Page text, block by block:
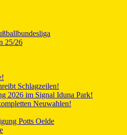
25/26
Schlagzeilen!
2026 im Signal Iduna Park!
Neuwahlen!
Potts Oelde